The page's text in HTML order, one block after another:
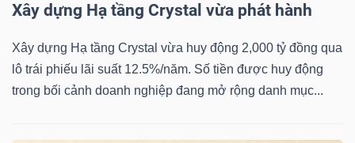
Xây dựng Hạ tầng Crystal vừa phát hành
Xây dựng Hạ tầng Crystal vừa huy động 2,000 tỷ đồng qua
lô trái phiếu lãi suất 12.5%/năm. Số tiền được huy động
trong bối cảnh doanh nghiệp đang mở rộng danh mục...
liệu
tài
chính